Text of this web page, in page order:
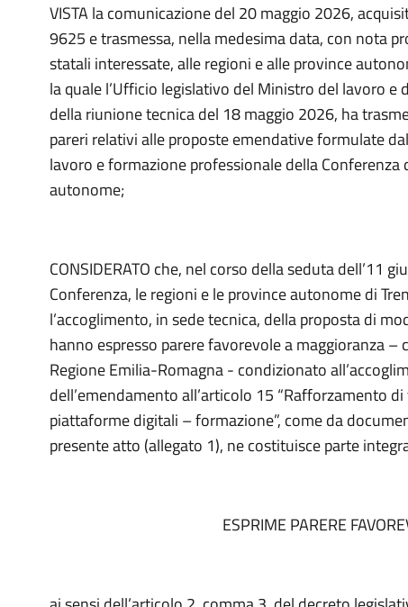
VISTA la comunicazione del 20 maggio 2026,
9625 e trasmessa, nella medesima data, con nota
statali interessate, alle regioni e alle province
la quale l’Ufficio legislativo del Ministro del lavoro e
della riunione tecnica del 18 maggio 2026, ha
pareri relativi alle proposte emendative formulate
lavoro e formazione professionale della Conferenza
autonome;
CONSIDERATO che, nel corso della seduta dell’11
Conferenza, le regioni e le province autonome di
l’accoglimento, in sede tecnica, della proposta di
hanno espresso parere favorevole a maggioranza –
Regione Emilia-Romagna - condizionato
dell’emendamento all’articolo 15 “Rafforzamento
piattaforme digitali – formazione”, come da
presente atto (allegato 1), ne costituisce parte
ESPRIME PARERE